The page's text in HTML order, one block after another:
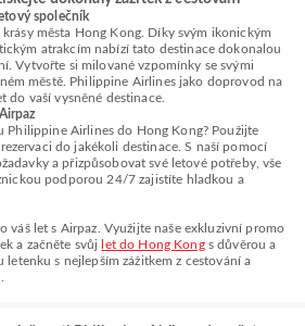
společník
města Hong Kong. Díky svým ikonickým
atrakcím nabízí tato destinace dokonalou
Vytvořte si milované vzpomínky se svými
městě. Philippine Airlines jako doprovod na
do vaší vysněné destinace.
Philippine Airlines do Hong Kong? Použijte
do jakékoli destinace. S naší pomocí
a přizpůsobovat své letové potřeby, vše
podporou 24/7 zajistíte hladkou a
váš let s Airpaz. Využijte naše exkluzivní promo
a začněte svůj
let do Hong Kongs důvěrou a
letenku s nejlepším zážitkem z cestování a